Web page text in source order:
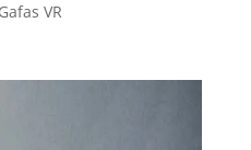
Gafas VR